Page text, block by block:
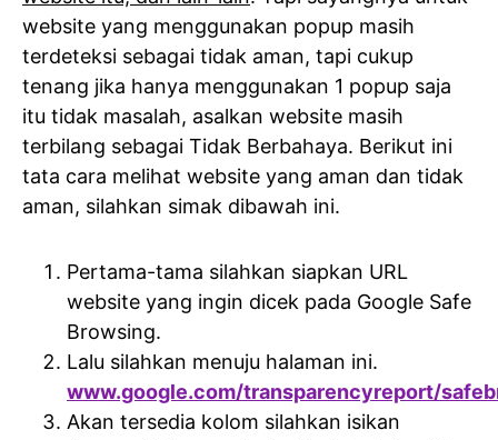
website yang menggunakan popup masih
terdeteksi sebagai tidak aman, tapi cukup
tenang jika hanya menggunakan 1 popup saja
itu tidak masalah, asalkan website masih
terbilang sebagai Tidak Berbahaya. Berikut ini
tata cara melihat website yang aman dan tidak
aman, silahkan simak dibawah ini.
Pertama-tama silahkan siapkan URL
website yang ingin dicek pada Google Safe
Browsing.
Lalu silahkan menuju halaman ini.
www.google.com/transparencyreport/
Akan tersedia kolom silahkan isikan